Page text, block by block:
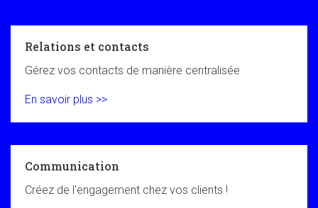
Relations et contacts
Gérez vos contacts de manière centralisée
En savoir plus >>
Communication
Créez de l'engagement chez vos clients !